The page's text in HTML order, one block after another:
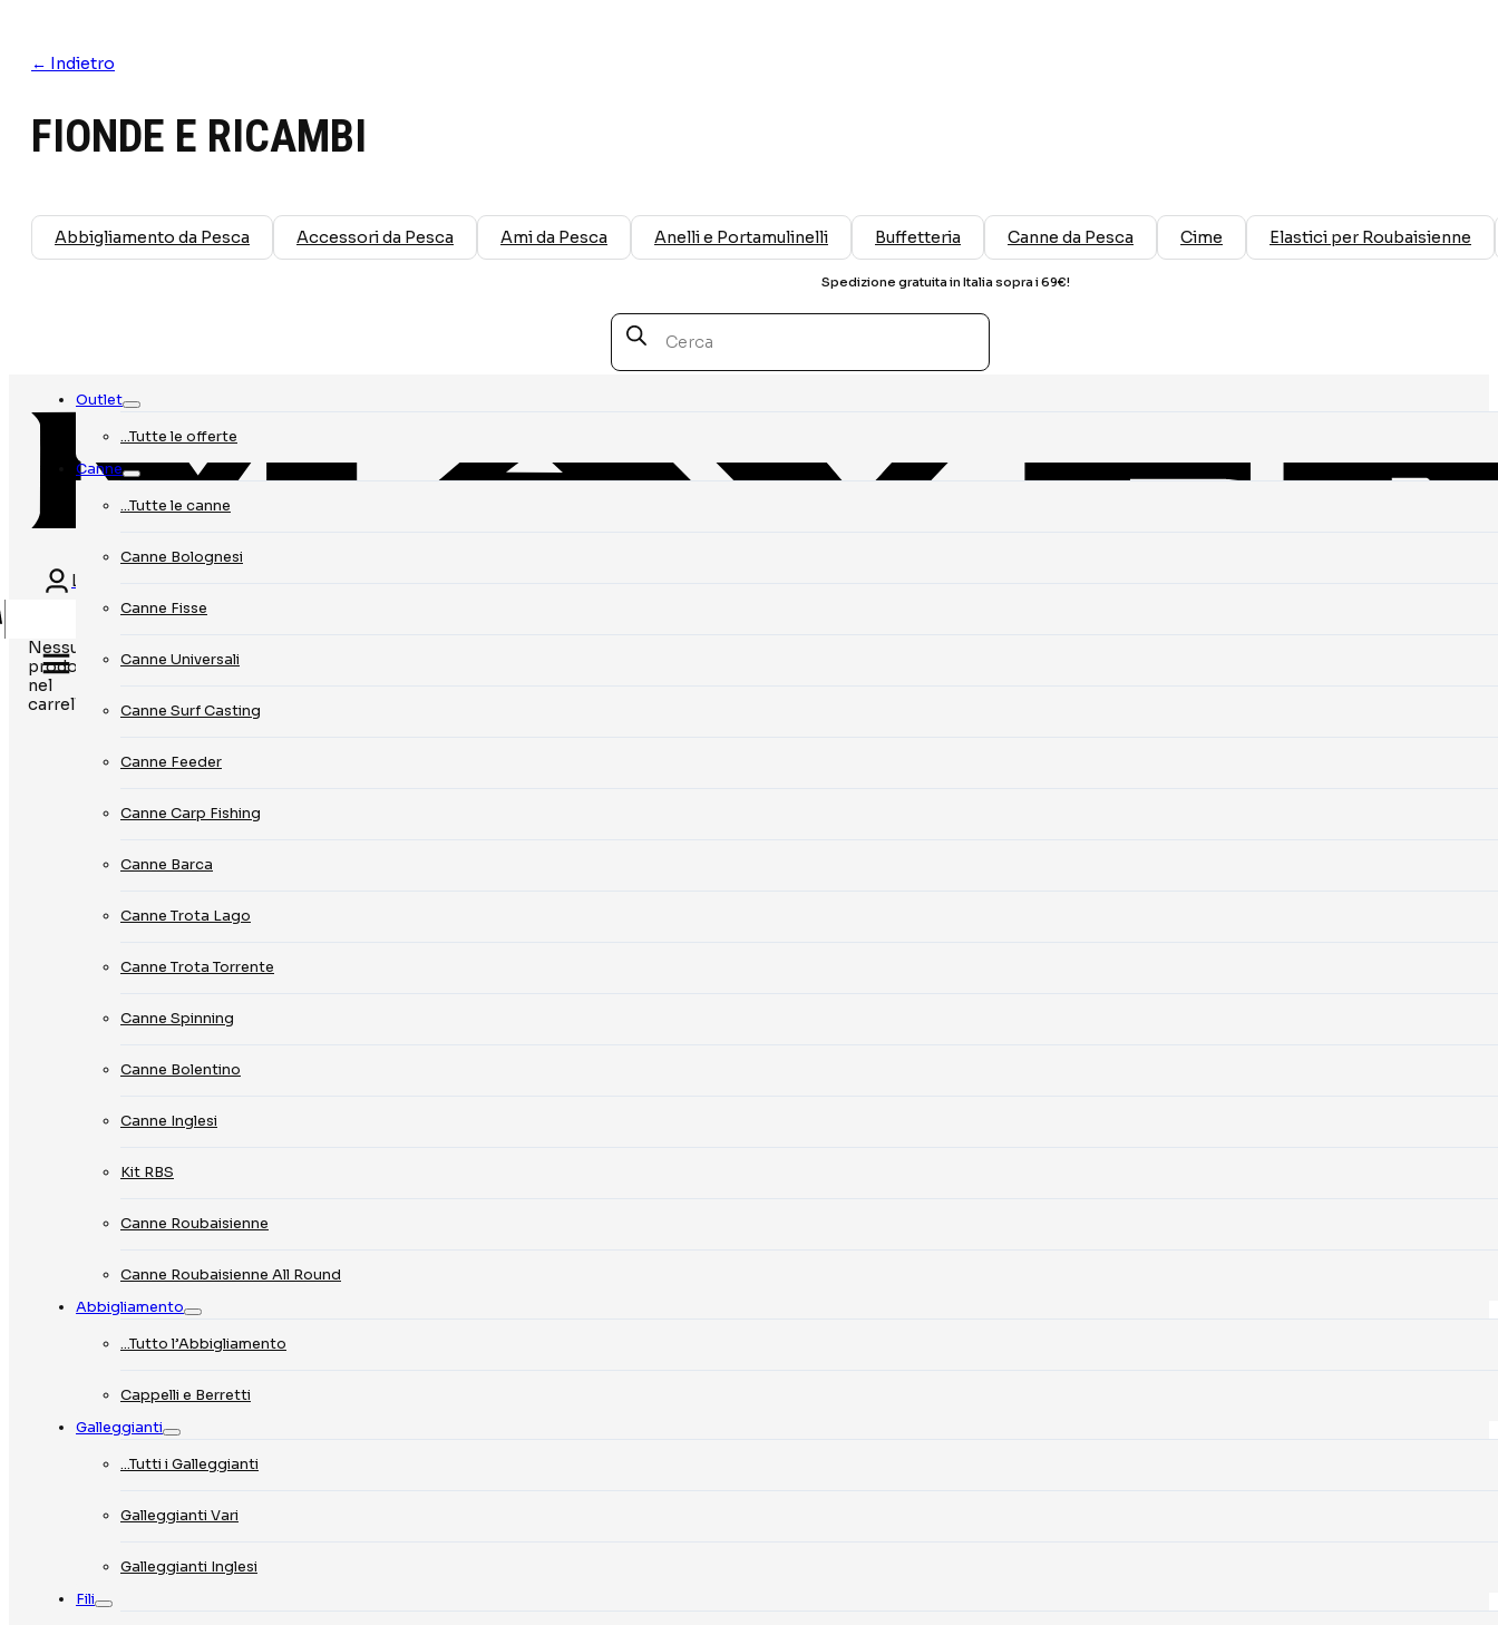
← Indietro
FIONDE E RICAMBI
Abbigliamento da Pesca Accessori da Pesca Ami da Pesca Anelli e Portamulinelli Buffetteria Canne da Pesca Cime Elastici per Roubaisienne
Spedizione gratuita in Italia sopra i 69€!
Products
search
Login
Nessun
prodotto
nel
carrello.
Outlet
…Tutte le offerte
Canne
…Tutte le canne
Canne Bolognesi
Canne Fisse
Canne Universali
Canne Surf Casting
Canne Feeder
Canne Carp Fishing
Canne Barca
Canne Trota Lago
Canne Trota Torrente
Canne Spinning
Canne Bolentino
Canne Inglesi
Kit RBS
Canne Roubaisienne
Canne Roubaisienne All Round
Abbigliamento
…Tutto l’Abbigliamento
Cappelli e Berretti
Galleggianti
…Tutti i Galleggianti
Galleggianti Vari
Galleggianti Inglesi
Fili